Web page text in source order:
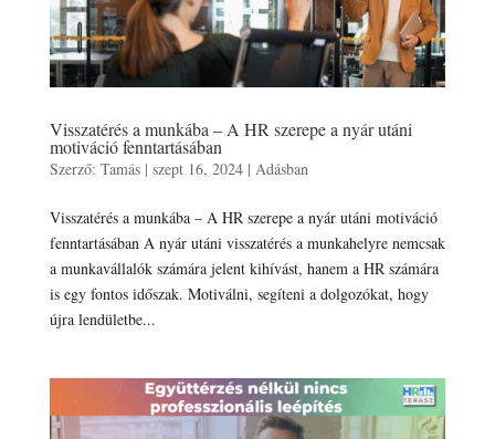
Visszatérés a munkába – A HR szerepe a nyár utáni
motiváció fenntartásában
Szerző: Tamás| szept 16, 2024| Adásban
Visszatérés a munkába – A HR szerepe a nyár utáni motiváció
fenntartásában A nyár utáni visszatérés a munkahelyre nemcsak
a munkavállalók számára jelent kihívást, hanem a HR számára
is egy fontos időszak. Motiválni, segíteni a dolgozókat, hogy
újra lendületbe...